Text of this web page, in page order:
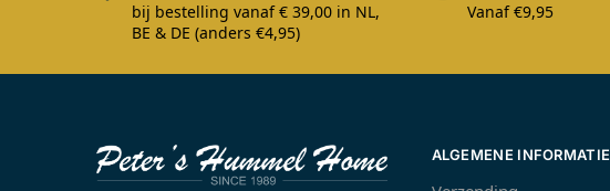
bij bestelling vanaf € 39,00 in NL,
BE & DE (anders €4,95)
Vanaf €9,95
ALGEMENE INFORMATIE